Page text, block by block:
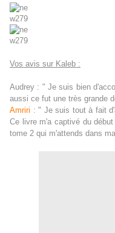
Vos avis sur Kaleb :
Audrey : " Je suis bien
aussi ce fut une très grande
Amriri : " Je suis tout à fait
Ce livre m'a captivé du
tome 2 qui m'attends dans